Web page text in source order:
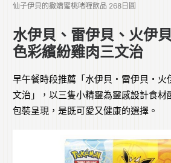
仙子伊貝的撒嬌蜜桃啫喱飲品 268日圓
水伊貝、雷伊貝、火伊
色彩繽紛雞肉三文治
早午餐時段推薦「水伊貝・雷伊貝・火
文治」，以三隻小精靈為靈感設計食材
包裝呈現，是既可愛又健康的選擇。